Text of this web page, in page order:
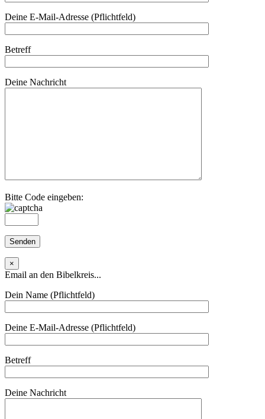
Deine E-Mail-Adresse (Pflichtfeld)
Betreff
Deine Nachricht
Bitte Code eingeben:
×
Email an den Bibelkreis...
Dein Name (Pflichtfeld)
Deine E-Mail-Adresse (Pflichtfeld)
Betreff
Deine Nachricht